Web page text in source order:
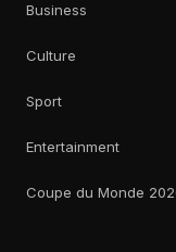
Business
Culture
Sport
Entertainment
Coupe du Monde